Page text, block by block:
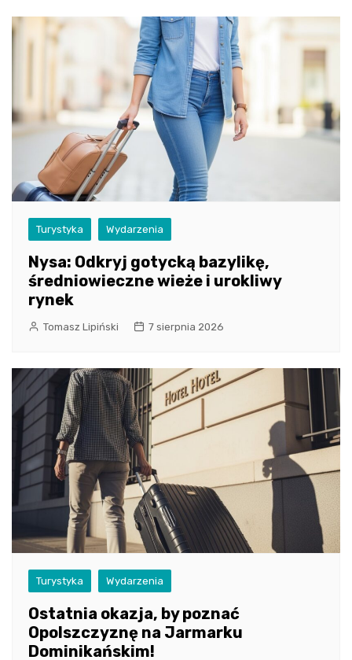
Turystyka Wydarzenia
Nysa: Odkryj gotycką bazylikę,
średniowieczne wieże i urokliwy
rynek
Tomasz Lipiński 7 sierpnia 2026
Turystyka Wydarzenia
Ostatnia okazja, by poznać
Opolszczyznę na Jarmarku
Dominikańskim!